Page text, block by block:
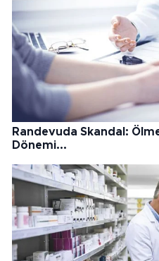
Randevuda Skandal:
Dönemi...